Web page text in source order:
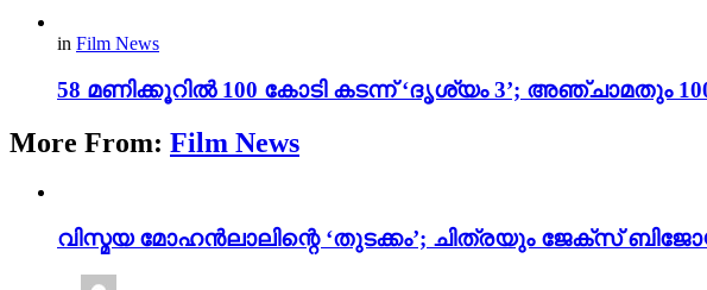
in Film News
58 മണിക്കൂറിൽ 100 കോടി കടന്ന് ‘ദൃശ്യം 3’; അഞ്ചാമതും
More From: Film News
വിസ്മയ മോഹൻലാലിന്റെ ‘തുടക്കം’; ചിത്രയും ജേക്സ്